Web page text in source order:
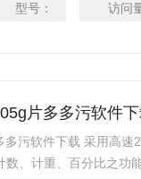
型号： 访问量
片多多污软件
多污软件下载 采用
、计重、百分比之功